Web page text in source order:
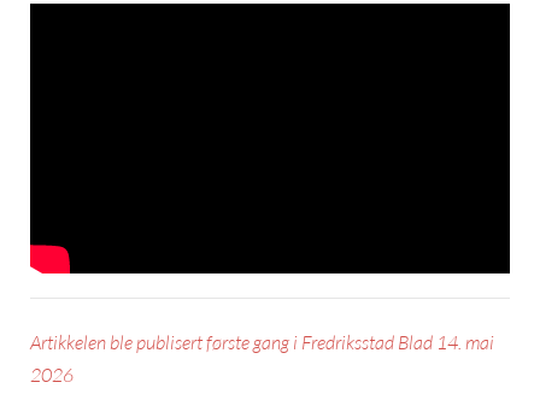
Artikkelen ble publisert første gang i Fredriksstad Blad 14. mai
2026